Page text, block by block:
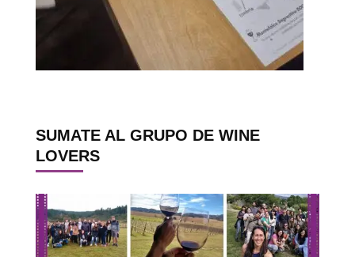
SUMATE AL GRUPO DE WINE
LOVERS